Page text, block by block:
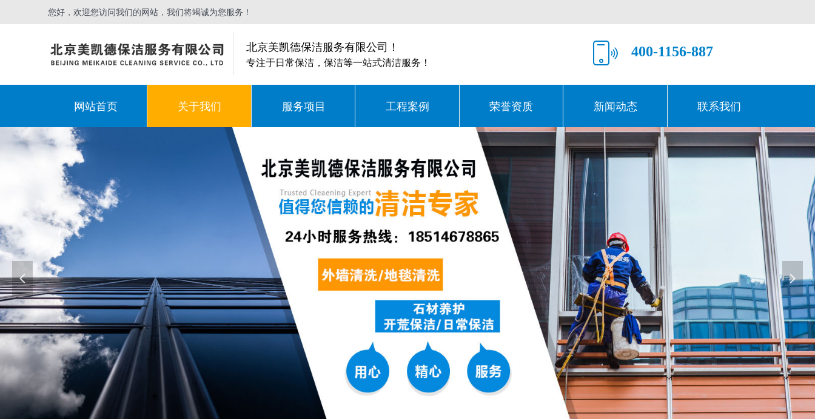
넳 넲
您好，欢迎您访问我们的网站，我们将竭诚为您服务！
北京美凯德保洁服务有限公司！
专注于日常保洁，保洁等一站式清洁服务！
400-1156-887
网站首页 关于我们 服务项目 工程案例 荣誉资质 新闻动态 联系我们